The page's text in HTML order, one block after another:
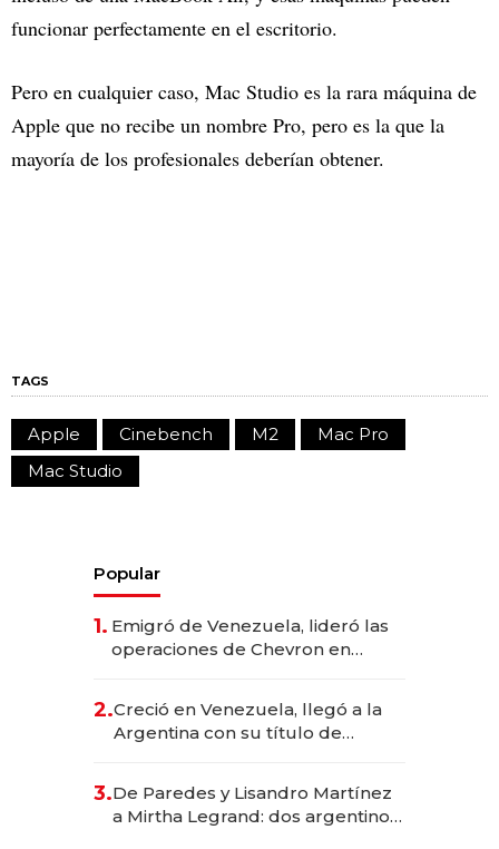
funcionar perfectamente en el escritorio.
Pero en cualquier caso, Mac Studio es la rara máquina de
Apple que no recibe un nombre Pro, pero es la que la
mayoría de los profesionales deberían obtener.
TAGS
Apple Cinebench M2
Mac Pro
Mac Studio
Popular
1. Emigró de Venezuela, lideró las
operaciones de Chevron en
2.Creció en Venezuela, llegó a la
Argentina con su título de
las marcas "fast premium"
3.De Paredes y Lisandro Martínez
a Mirtha Legrand: dos argentinos